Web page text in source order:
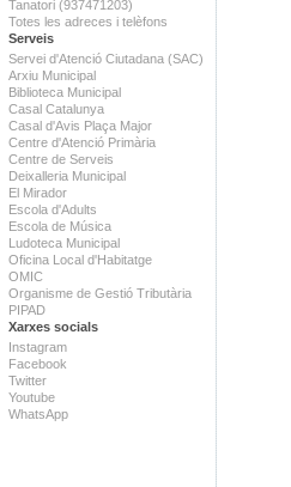
Tanatori (937471203)
Totes les adreces i telèfons
Serveis
Servei d'Atenció Ciutadana (SAC)
Arxiu Municipal
Biblioteca Municipal
Casal Catalunya
Casal d'Avis Plaça Major
Centre d'Atenció Primària
Centre de Serveis
Deixalleria Municipal
El Mirador
Escola d'Adults
Escola de Música
Ludoteca Municipal
Oficina Local d'Habitatge
OMIC
Organisme de Gestió Tributària
PIPAD
Xarxes socials
Instagram
Facebook
Twitter
Youtube
WhatsApp